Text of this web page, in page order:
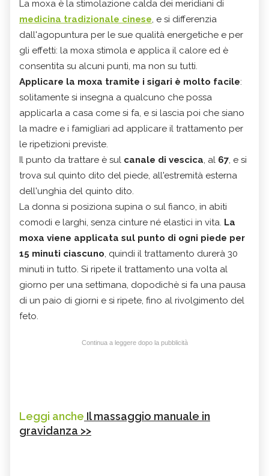
La moxa è la stimolazione calda dei meridiani di
medicina tradizionale cinese, e si differenzia
dall'agopuntura per le sue qualità energetiche e per
gli effetti: la moxa stimola e applica il calore ed è
consentita su alcuni punti, ma non su tutti.
Applicare la moxa tramite i sigari è molto facile:
solitamente si insegna a qualcuno che possa
applicarla a casa come si fa, e si lascia poi che siano
la madre e i famigliari ad applicare il trattamento per
le ripetizioni previste.
Il punto da trattare è sul canale di vescica, al 67, e si
trova sul quinto dito del piede, all'estremità esterna
dell'unghia del quinto dito.
La donna si posiziona supina o sul fianco, in abiti
comodi e larghi, senza cinture né elastici in vita. La
moxa viene applicata sul punto di ogni piede per
15 minuti ciascuno, quindi il trattamento durerà 30
minuti in tutto. Si ripete il trattamento una volta al
giorno per una settimana, dopodichè si fa una pausa
di un paio di giorni e si ripete, fino al rivolgimento del
feto.
Continua a leggere dopo la pubblicità
Leggi anche Il massaggio manuale in
gravidanza >>